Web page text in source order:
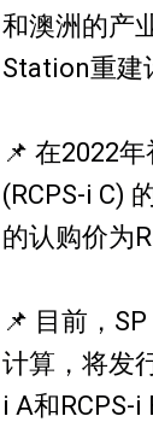
和澳洲的产
Station重建
📌 在2022
(RCPS-i C)
的认购价为
📌 目前，
计算，将发
i A和RCPS-